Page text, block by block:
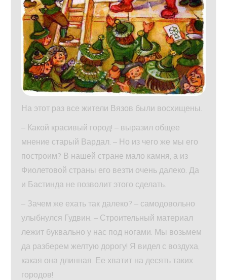
На этот раз все жители Вязов были восхищены.
– Какой красивый город! – выразил общее
мнение старый Вардал. – Но из чего же мы его
построим? В нашей стране мало камня, а из
Фиолетовой страны его везти очень далеко. Да
и Бастинда не позволит этого сделать.
– Зачем же ехать так далеко? – самодовольно
улыбнулся Гудвин. – Строительный материал
лежит буквально у нас под ногами. Мы возьмем
да разберем желтую дорогу! Я видел с воздуха,
какая она длинная. Ее хватит на десять таких
городов!